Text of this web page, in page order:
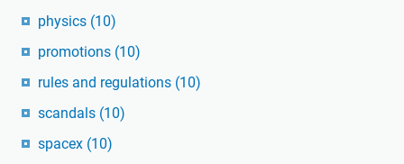
physics (10)
promotions (10)
rules and regulations (10)
scandals (10)
spacex (10)